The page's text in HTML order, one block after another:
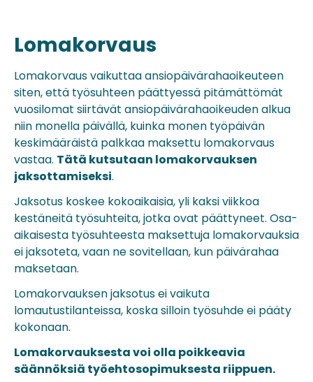
Lomakorvaus
Lomakorvaus vaikuttaa ansiopäivärahaoikeuteen
siten, että työsuhteen päättyessä pitämättömät
vuosilomat siirtävät ansiopäivärahaoikeuden alkua
niin monella päivällä, kuinka monen työpäivän
keskimääräistä palkkaa maksettu lomakorvaus
vastaa. Tätä kutsutaan lomakorvauksen
jaksottamiseksi.
Jaksotus koskee kokoaikaisia, yli kaksi viikkoa
kestäneitä työsuhteita, jotka ovat päättyneet. Osa-
aikaisesta työsuhteesta maksettuja lomakorvauksia
ei jaksoteta, vaan ne sovitellaan, kun päivärahaa
maksetaan.
Lomakorvauksen jaksotus ei vaikuta
lomautustilanteissa, koska silloin työsuhde ei pääty
kokonaan.
Lomakorvauksesta voi olla poikkeavia
säännöksiä työehtosopimuksesta riippuen.